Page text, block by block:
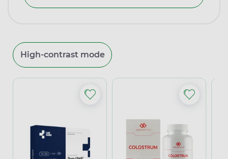
High-contrast mode